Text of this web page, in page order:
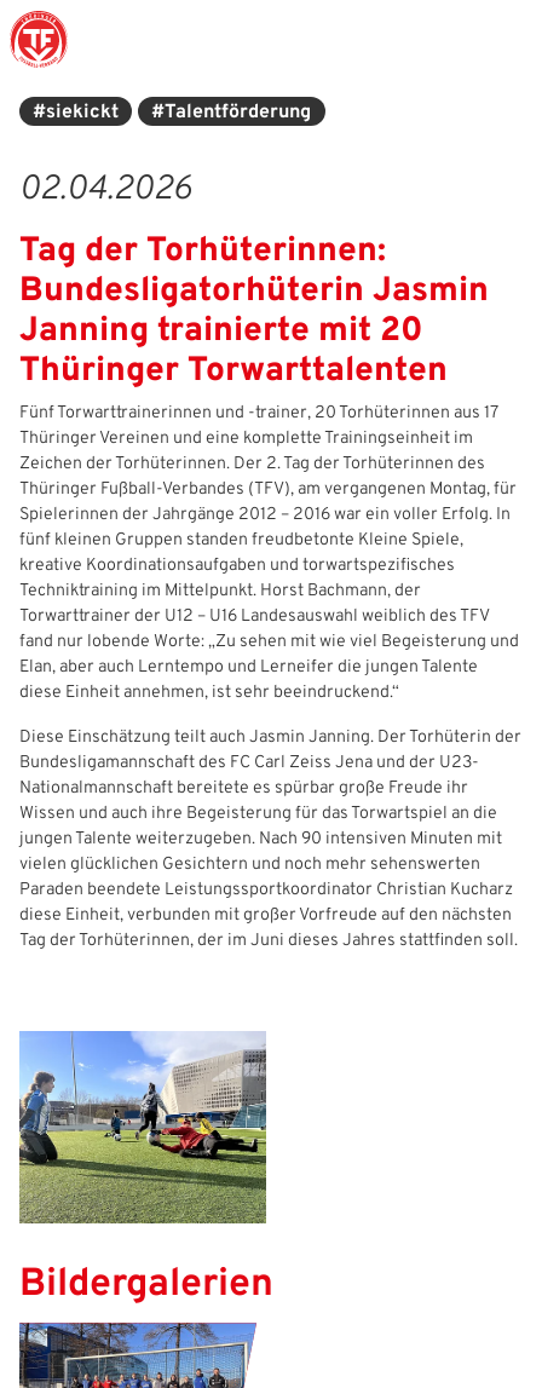
#siekickt #Talentförderung
02.04.2026
Tag der Torhüterinnen:
Bundesligatorhüterin Jasmin
Janning trainierte mit 20
Thüringer Torwarttalenten
Fünf Torwarttrainerinnen und -trainer, 20 Torhüterinnen aus 17
Thüringer Vereinen und eine komplette Trainingseinheit im
Zeichen der Torhüterinnen. Der 2. Tag der Torhüterinnen des
Thüringer Fußball-Verbandes (TFV), am vergangenen Montag, für
Spielerinnen der Jahrgänge 2012 – 2016 war ein voller Erfolg. In
fünf kleinen Gruppen standen freudbetonte Kleine Spiele,
kreative Koordinationsaufgaben und torwartspezifisches
Techniktraining im Mittelpunkt. Horst Bachmann, der
Torwarttrainer der U12 – U16 Landesauswahl weiblich des TFV
fand nur lobende Worte: „Zu sehen mit wie viel Begeisterung und
Elan, aber auch Lerntempo und Lerneifer die jungen Talente
diese Einheit annehmen, ist sehr beeindruckend.“
Diese Einschätzung teilt auch Jasmin Janning. Der Torhüterin der
Bundesligamannschaft des FC Carl Zeiss Jena und der U23-
Nationalmannschaft bereitete es spürbar große Freude ihr
Wissen und auch ihre Begeisterung für das Torwartspiel an die
jungen Talente weiterzugeben. Nach 90 intensiven Minuten mit
vielen glücklichen Gesichtern und noch mehr sehenswerten
Paraden beendete Leistungssportkoordinator Christian Kucharz
diese Einheit, verbunden mit großer Vorfreude auf den nächsten
Tag der Torhüterinnen, der im Juni dieses Jahres stattfinden soll.
Bildergalerien
WEBSITE DURCHSUCHEN
Aktuelle Seite als Lesezeichen speichern
IHR LOGIN
Benutzeranmeldung
Anmelden
Benutzername:
Passwort:
Geschäftsstelle
Chronik
Ehrentafel
Karriere
Partnerschaft
Mitgliedschaft
Sicherheit
Junioren
Juniorinnen
Kinderfußball
eSports
Schiedsrichter
Freizeit- und Breitensport
Futsal
Eliteschulen
Erzieher und Lehrer
Veranstaltungskalender
DFB-Mobil
DFB-Masterplan
Vielfalt
Fair Play
Inklusion
Prävention
Schule und Kita
Kinder- und Jugendschutz
#siekickt
Tage des Mädchenfußballs
Newsletter
DFBnet
Passwesen
Vereinsangebote
Archiv
Downloads
Datenschutz
Länderspiele
Impressum